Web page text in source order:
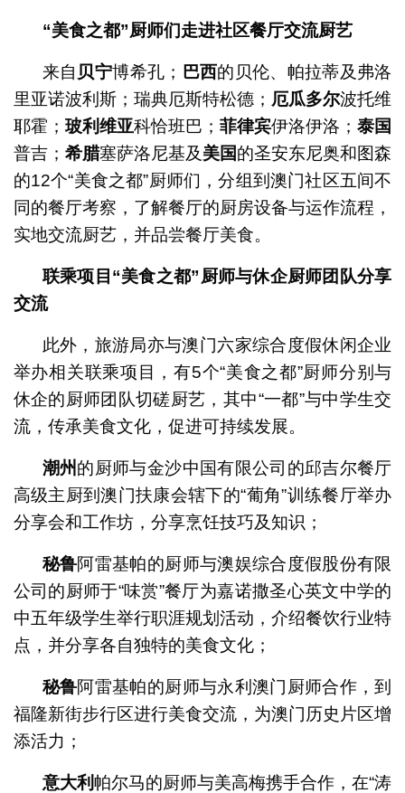
“美食之都”厨师们走进社区餐厅交流厨艺
来自 贝宁博希孔； 巴西的贝伦、帕拉蒂及弗洛
里亚诺波利斯； 瑞典厄斯特松德； 厄瓜多尔波托维
耶霍； 玻利维亚科恰班巴；菲律宾伊洛伊洛；泰国
普吉； 希腊塞萨洛尼基及美国的圣安东尼奥和图森
的12个“美食之都”厨师们，分组到澳门社区五间不
同的餐厅考察，了解餐厅的厨房设备与运作流程，
实地交流厨艺，并品尝餐厅美食。
联乘项目“美食之都”厨师与休企厨师团队分享
交流
此外，旅游局亦与澳门六家综合度假休闲企业
举办相关联乘项目，有5个“美食之都”厨师分别与
休企的厨师团队切磋厨艺，其中“一都”与中学生交
流，传承美食文化，促进可持续发展。
潮州的厨师与金沙中国有限公司的邱吉尔餐厅
高级主厨到澳门扶康会辖下的“葡角”训练餐厅举办
分享会和工作坊，分享烹饪技巧及知识；
秘鲁阿雷基帕的厨师与澳娱综合度假股份有限
公司的厨师于“味赏”餐厅为嘉诺撒圣心英文中学的
中五年级学生举行职涯规划活动，介绍餐饮行业特
点，并分享各自独特的美食文化；
秘鲁阿雷基帕的厨师与永利澳门厨师合作，到
福隆新街步行区进行美食交流，为澳门历史片区增
添活力；
意大利帕尔马的厨师与美高梅携手合作，在“涛